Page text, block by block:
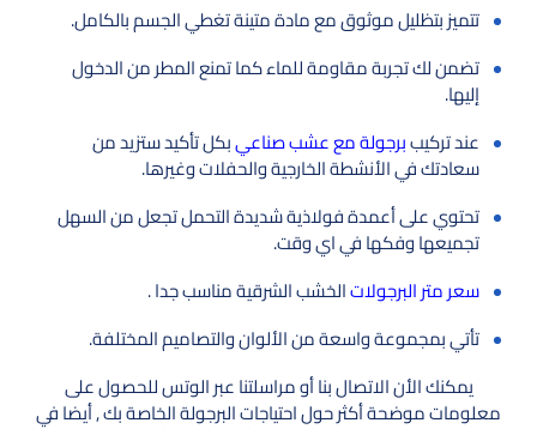
تتميز بتظليل موثوق مع مادة متينة تغطي الجسم بالكامل.
تضمن لك تجربة مقاومة للماء كما تمنع المطر من الدخول
إليها.
عند تركيببرجولة مع عشب صناعيبكل تأكيد ستزيد من
سعادتك في الأنشطة الخارجية والحفلات وغيرها.
تحتوي على أعمدة فولاذية شديدة التحمل تجعل من السهل
تجميعها وفكها في اي وقت.
سعر متر البرجولاتالخشب الشرقية مناسب جدا .
تأتي بمجموعة واسعة من الألوان والتصاميم المختلفة.
يمكنك الأن الاتصال بنا أو مراسلتنا عبر الوتس للحصول على
معلومات موضحة أكثر حول احتياجات البرجولة الخاصة بك , أيضا في